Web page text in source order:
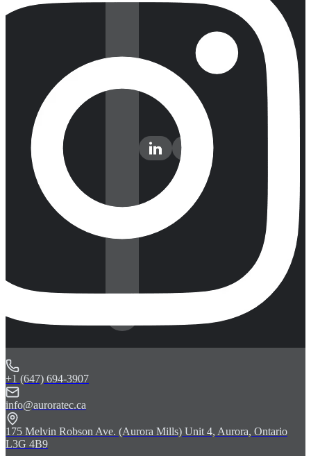
+1 (647) 694-3907
info@auroratec.ca
175 Melvin Robson Ave. (Aurora Mills) Unit 4, Aurora, Ontario
L3G 4B9